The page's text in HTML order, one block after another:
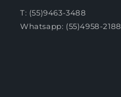
T: (55)9463-3488
Whatsapp: (55)4958-2188